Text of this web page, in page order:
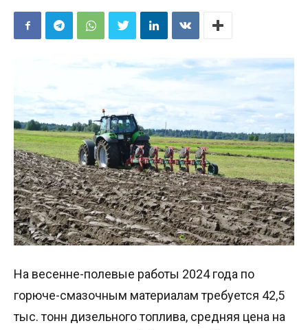
На весенне-полевые работы 2024 года по
горюче-смазочным материалам требуется 42,5
тыс. тонн дизельного топлива, средняя цена на